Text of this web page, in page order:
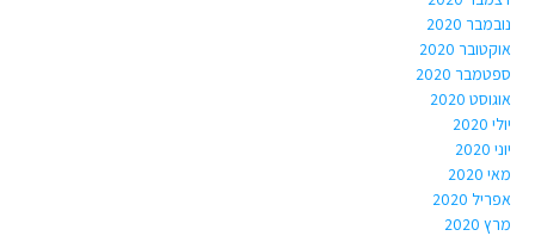
נובמבר 2020
אוקטובר 2020
ספטמבר 2020
אוגוסט 2020
יולי 2020
יוני 2020
מאי 2020
אפריל 2020
מרץ 2020